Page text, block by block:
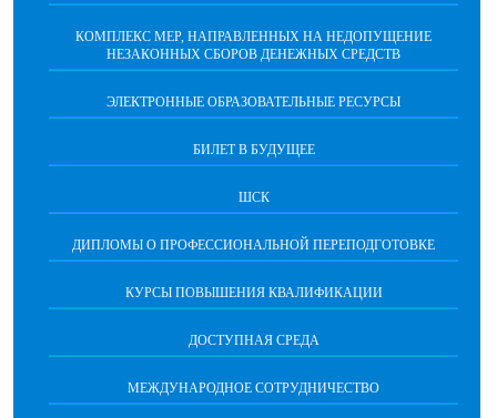
КОМПЛЕКС МЕР, НАПРАВЛЕННЫХ НА НЕДОПУЩЕНИЕ
НЕЗАКОННЫХ СБОРОВ ДЕНЕЖНЫХ СРЕДСТВ
ЭЛЕКТРОННЫЕ ОБРАЗОВАТЕЛЬНЫЕ РЕСУРСЫ
БИЛЕТ В БУДУЩЕЕ
ШСК
ДИПЛОМЫ О ПРОФЕССИОНАЛЬНОЙ ПЕРЕПОДГОТОВКЕ
КУРСЫ ПОВЫШЕНИЯ КВАЛИФИКАЦИИ
ДОСТУПНАЯ СРЕДА
МЕЖДУНАРОДНОЕ СОТРУДНИЧЕСТВО